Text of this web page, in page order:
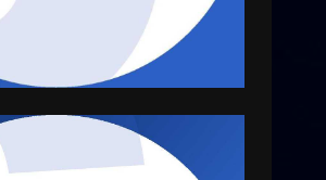
Cura dei beni comuni e
cittadinanza attiva: online
condivisa della Villetta di
6 Agosto 2026 06:20